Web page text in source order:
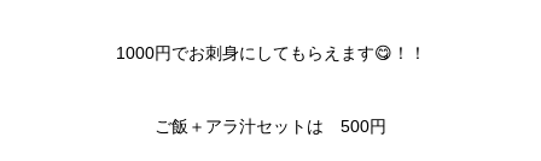
1000円でお刺身にしてもらえます😋！！
ご飯＋アラ汁セットは 500円